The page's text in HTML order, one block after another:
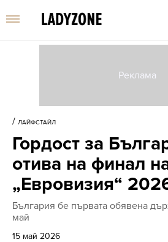
/ ЛАЙФСТАЙЛ
Гордост за
отива на финал
„Евровизия“
България бе първата обявена
май
15 май 2026